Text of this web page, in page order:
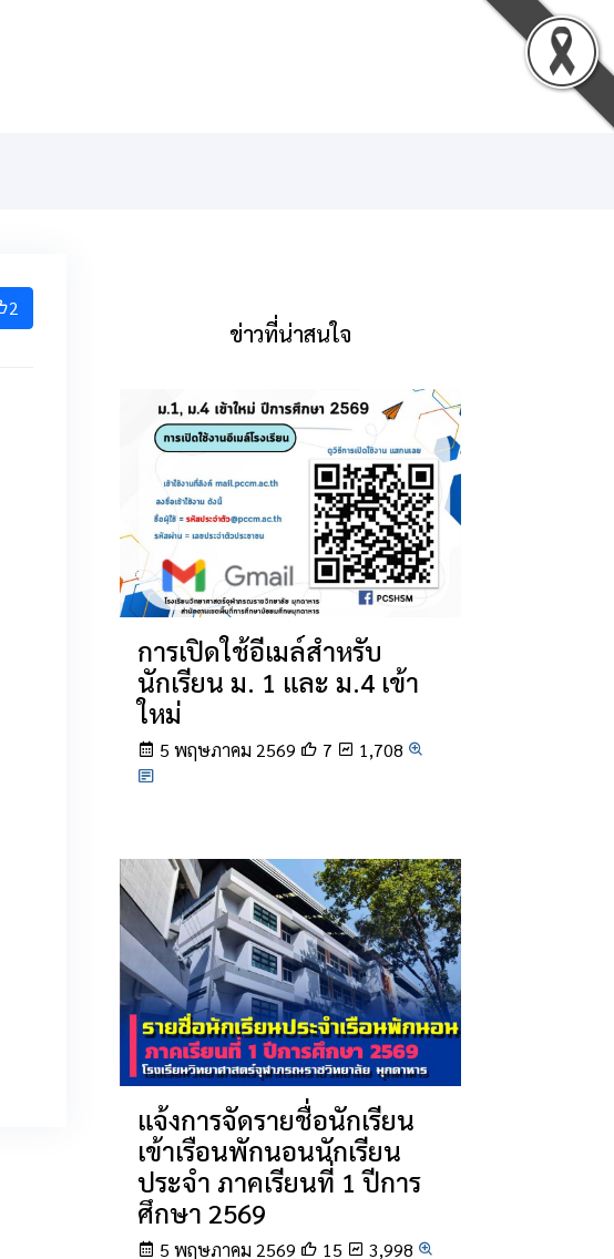
2
ข่าวที่น่าสนใจ
การเปิดใช้อีเมล์สำหรับ
นักเรียน ม. 1 และ ม.4 เข้า
ใหม่
5 พฤษภาคม 2569 7 1,708
แจ้งการจัดรายชื่อนักเรียน
เข้าเรือนพักนอนนักเรียน
ประจำ ภาคเรียนที่ 1 ปีการ
ศึกษา 2569
5 พฤษภาคม 2569 15 3,998